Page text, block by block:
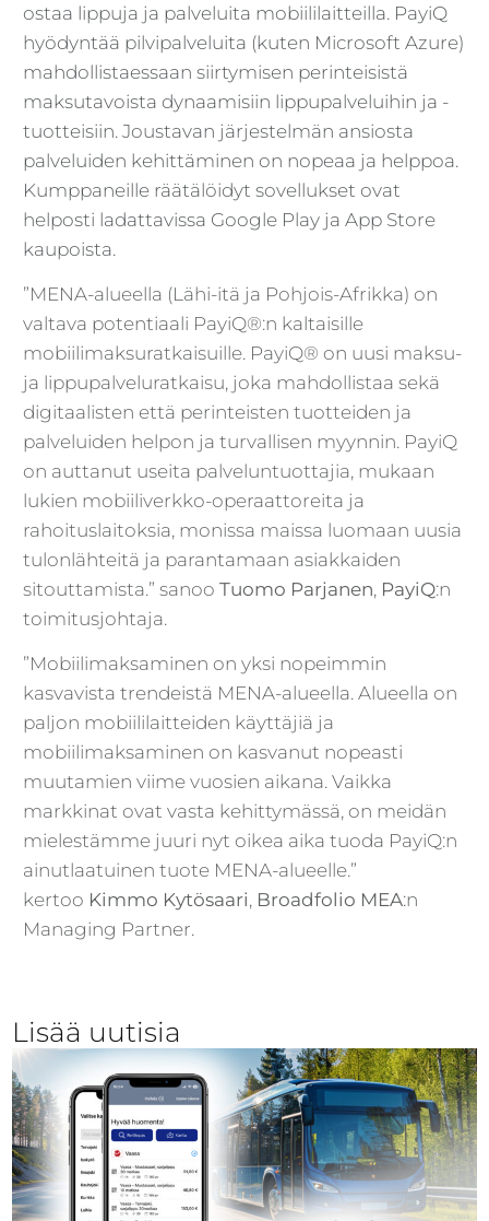
ostaa lippuja ja palveluita mobiililaitteilla. PayiQ
hyödyntää pilvipalveluita (kuten Microsoft Azure)
mahdollistaessaan siirtymisen perinteisistä
maksutavoista dynaamisiin lippupalveluihin ja -
tuotteisiin. Joustavan järjestelmän ansiosta
palveluiden kehittäminen on nopeaa ja helppoa.
Kumppaneille räätälöidyt sovellukset ovat
helposti ladattavissa Google Play ja App Store
kaupoista.
”MENA-alueella (Lähi-itä ja Pohjois-Afrikka) on
valtava potentiaali PayiQ®:n kaltaisille
mobiilimaksuratkaisuille. PayiQ® on uusi maksu-
ja lippupalveluratkaisu, joka mahdollistaa sekä
digitaalisten että perinteisten tuotteiden ja
palveluiden helpon ja turvallisen myynnin. PayiQ
on auttanut useita palveluntuottajia, mukaan
lukien mobiiliverkko-operaattoreita ja
rahoituslaitoksia, monissa maissa luomaan uusia
tulonlähteitä ja parantamaan asiakkaiden
sitouttamista.” sanoo Tuomo Parjanen, PayiQ:n
toimitusjohtaja.
”Mobiilimaksaminen on yksi nopeimmin
kasvavista trendeistä MENA-alueella. Alueella on
paljon mobiililaitteiden käyttäjiä ja
mobiilimaksaminen on kasvanut nopeasti
muutamien viime vuosien aikana. Vaikka
markkinat ovat vasta kehittymässä, on meidän
mielestämme juuri nyt oikea aika tuoda PayiQ:n
ainutlaatuinen tuote MENA-alueelle.”
kertoo Kimmo Kytösaari, Broadfolio MEA:n
Managing Partner.
Lisää uutisia